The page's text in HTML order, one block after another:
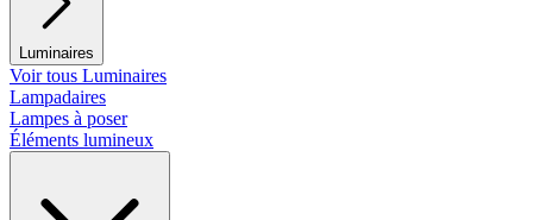
Luminaires
Voir tous Luminaires
Lampadaires
Lampes à poser
Éléments lumineux